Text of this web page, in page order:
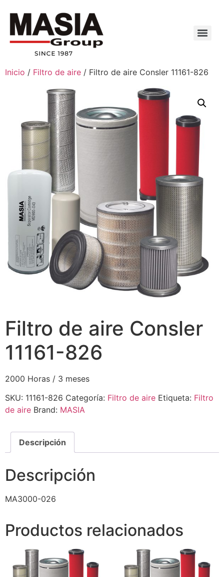
Inicio / Filtro de aire / Filtro de aire Consler 11161-826
Filtro de aire Consler
11161-826
2000 Horas / 3 meses
SKU: 11161-826 Categoría: Filtro de aire Etiqueta: Filtro
de aire Brand: MASIA
Descripción
Descripción
MA3000-026
Productos relacionados